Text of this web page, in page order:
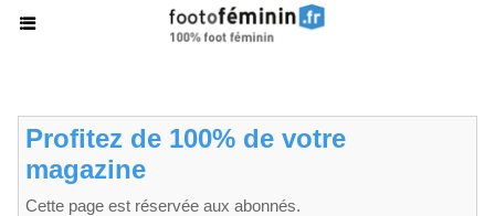
Profitez de 100% de votre
magazine
Cette page est réservée aux abonnés.